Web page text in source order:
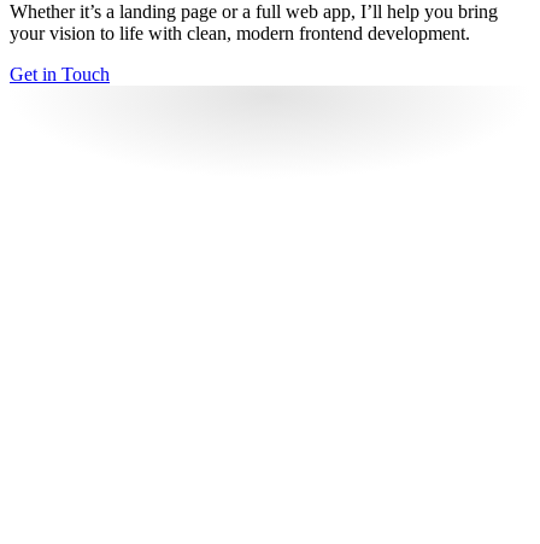
Whether it’s a landing page or a full web app, I’ll help you bring
your vision to life with clean, modern frontend development.
Get in Touch